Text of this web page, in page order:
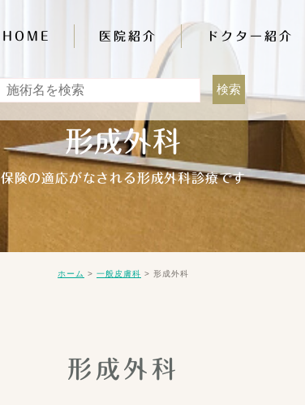
HOME 医院紹介 ドクター紹介
形成外科
保険の適応がなされる形成外科診療です
ホーム > 一般皮膚科 > 形成外科
形成外科